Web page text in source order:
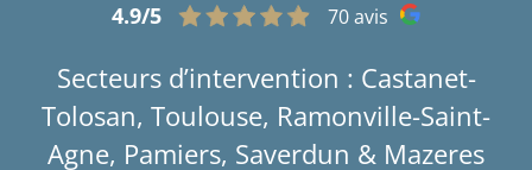
4.9/5 70 avis
Secteurs d’intervention : Castanet-
Tolosan, Toulouse, Ramonville-Saint-
Agne, Pamiers, Saverdun & Mazeres